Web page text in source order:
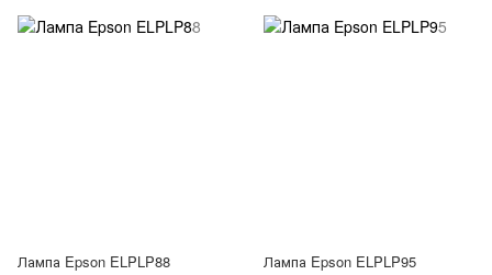
Лампа Epson ELPLP88 Лампа Epson ELPLP95